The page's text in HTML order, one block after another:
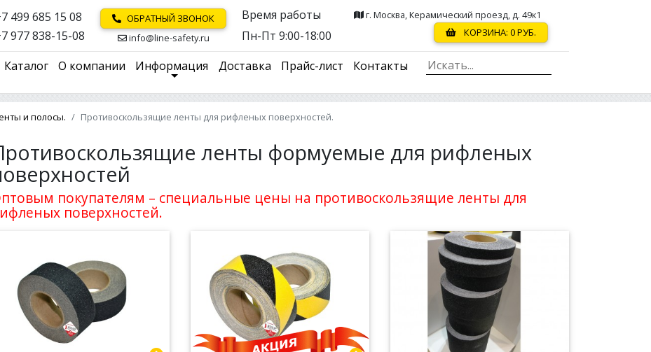
499 685 15 08
977 838-15-08
ОБРАТНЫЙ ЗВОНОК
info@line-safety.ru
Время работы
Пн-Пт 9:00-18:00
г. Москва, Керамический проезд, д. 49к1
КОРЗИНА: 0РУБ.
Каталог О компании Информация Доставка Прайс-лист Контакты
и полосы. Противоскользящие ленты для рифленых поверхностей.
ленты формуемые для рифленых
покупателям – специальные цены на противоскользящие ленты для
поверхностей.